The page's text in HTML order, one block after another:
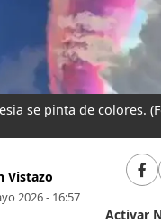
se pinta de colores.
Vistazo
2026 - 16:57
Activar